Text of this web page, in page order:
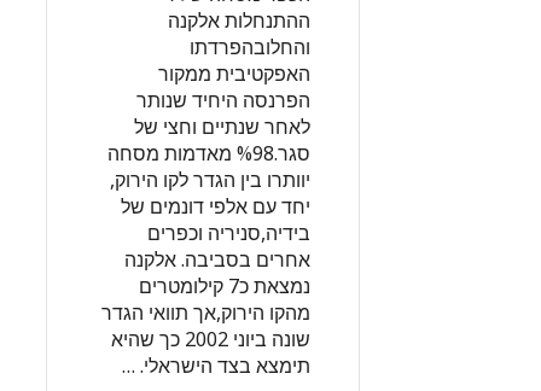
ההתנחלות אלקנה
והחלובהפרדתו
האפקטיבית ממקור
הפרנסה היחיד שנותר
לאחר שנתיים וחצי של
סגר.%98 מאדמות מסחה
יוותרו בין הגדר לקו הירוק,
יחד עם אלפי דונמים של
בידיה,סניריה וכפרים
אחרים בסביבה. אלקנה
נמצאת כ7 קילומטרים
מהקו הירוק,אך תוואי הגדר
שונה ביוני 2002 כך שהיא
תימצא בצד הישראלי. …